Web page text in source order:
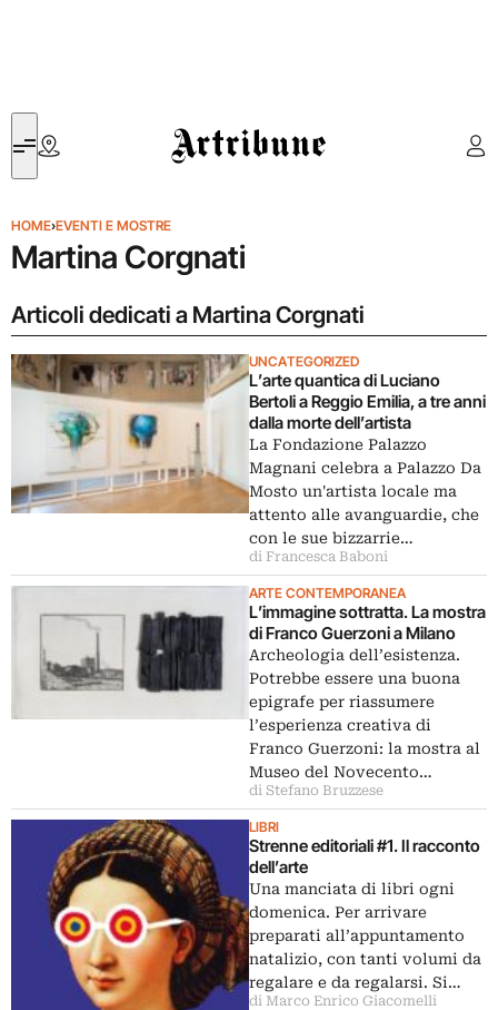
Artribune
HOME›EVENTI E MOSTRE
Martina Corgnati
Articoli dedicati a Martina Corgnati
UNCATEGORIZED
L’arte quantica di Luciano
Bertoli a Reggio Emilia, a tre anni
dalla morte dell’artista
La Fondazione Palazzo
Magnani celebra a Palazzo Da
Mosto un'artista locale ma
attento alle avanguardie, che
con le sue bizzarrie…
di Francesca Baboni
ARTE CONTEMPORANEA
L’immagine sottratta. La mostra
di Franco Guerzoni a Milano
Archeologia dell’esistenza.
Potrebbe essere una buona
epigrafe per riassumere
l’esperienza creativa di
Franco Guerzoni: la mostra al
Museo del Novecento…
di Stefano Bruzzese
LIBRI
Strenne editoriali #1. Il racconto
dell’arte
Una manciata di libri ogni
domenica. Per arrivare
preparati all’appuntamento
natalizio, con tanti volumi da
regalare e da regalarsi. Si…
di Marco Enrico Giacomelli